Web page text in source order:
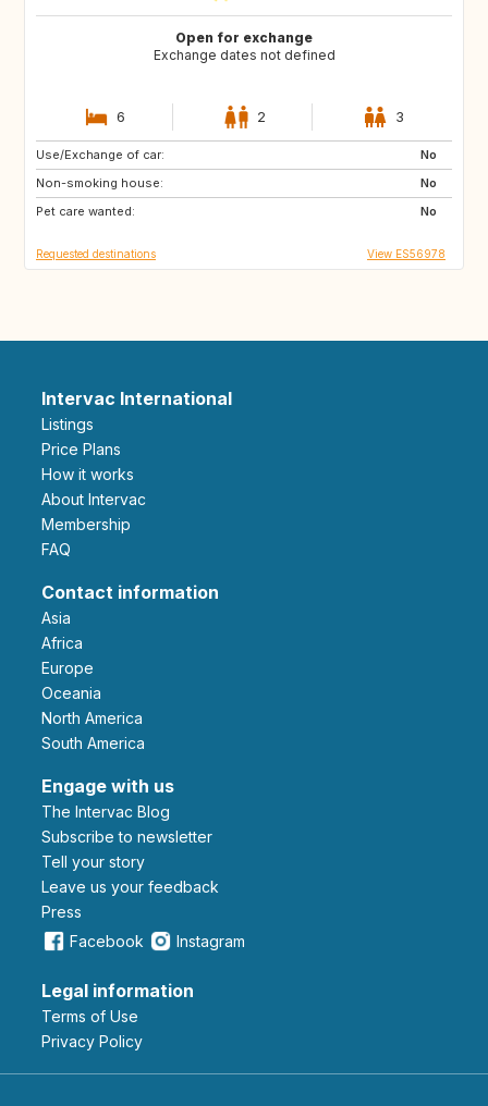
Open for exchange
Exchange dates not defined
6 2 3
Use/Exchange of car:
No
Non-smoking house:
No
Pet care wanted:
No
LB
Requested destinations View ES56978
Intervac International
Listings
Price Plans
How it works
About Intervac
Membership
FAQ
Contact information
Asia
Africa
Europe
Oceania
North America
South America
Engage with us
The Intervac Blog
Subscribe to newsletter
Tell your story
leave us your feedback
Press
Facebook
Instagram
Legal information
Terms of Use
Privacy Policy